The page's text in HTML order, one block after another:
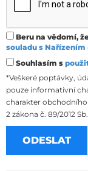
Beru na vědomí,
souladu s Nařízením
Souhlasím s
*Veškeré poptávky,
pouze informativní
charakter obchodního
2 zákona č. 89/2012